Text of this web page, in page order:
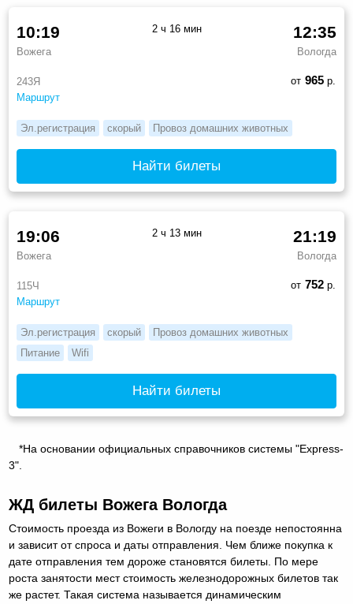
243Я
Маршрут
10:19
Вожега
12:35
Вологда
2 ч 16 мин
от 965р.
Эл.регистрация скорый Провоз домашних животных
Найти билеты
115Ч
Маршрут
19:06
Вожега
21:19
Вологда
2 ч 13 мин
от 752р.
Эл.регистрация скорый
Провоз домашних животных
Питание
Wifi
Найти билеты
*На основании официальных справочников системы "Express-
3".
ЖД билеты Вожега Вологда
Стоимость проезда из Вожеги в Вологду на поезде непостоянна
и зависит от спроса и даты отправления. Чем ближе покупка к
дате отправления тем дороже становятся билеты. По мере
роста занятости мест стоимость железнодорожных билетов так
же растет. Такая система называется динамическим